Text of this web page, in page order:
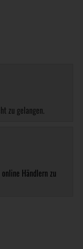
zu gelangen.
Händlern zu